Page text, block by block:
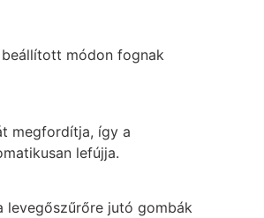
módon fognak
megfordítja, így a
lefújja.
levegőszűrőre jutó gombák